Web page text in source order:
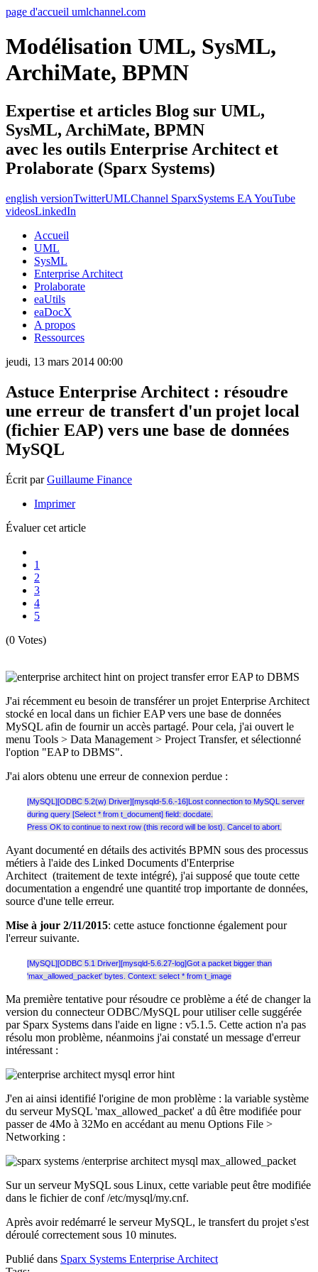
page d'accueil umlchannel.com
Modélisation UML, SysML,
ArchiMate, BPMN
Expertise et articles Blog sur UML,
SysML, ArchiMate, BPMN
avec les outils Enterprise Architect et
Prolaborate (Sparx Systems)
english versionTwitterUMLChannel SparxSystems EA YouTube
videosLinkedIn
Accueil
UML
SysML
Enterprise Architect
Prolaborate
eaUtils
eaDocX
A propos
Ressources
jeudi, 13 mars 2014 00:00
Astuce Enterprise Architect : résoudre
une erreur de transfert d'un projet local
(fichier EAP) vers une base de données
MySQL
Écrit parGuillaume Finance
Imprimer
Évaluer cet article
1
2
3
4
5
(0 Votes)
J'ai récemment eu besoin de transférer un projet Enterprise Architect
stocké en local dans un fichier EAP vers une base de données
MySQL afin de fournir un accès partagé. Pour cela, j'ai ouvert le
menu Tools > Data Management > Project Transfer, et sélectionné
l'option "EAP to DBMS".
J'ai alors obtenu une erreur de connexion perdue :
[MySQL][ODBC 5.2(w) Driver][mysqld-5.6.-16]Lost connection to MySQL server
during query [Select * from t_document] field: docdate.
Press OK to continue to next row (this record will be lost). Cancel to abort.
Ayant documenté en détails des activités BPMN sous des processus
métiers à l'aide des Linked Documents d'Enterprise
Architect (traitement de texte intégré), j'ai supposé que toute cette
documentation a engendré une quantité trop importante de données,
source d'une telle erreur.
Mise à jour 2/11/2015: cette astuce fonctionne également pour
l'erreur suivante.
[MySQL][ODBC 5.1 Driver][mysqld-5.6.27-log]Got a packet bigger than
'max_allowed_packet' bytes. Context: select * from t_image
Ma première tentative pour résoudre ce problème a été de changer la
version du connecteur ODBC/MySQL pour utiliser celle suggérée
par Sparx Systems dans l'aide en ligne : v5.1.5. Cette action n'a pas
résolu mon problème, néanmoins j'ai constaté un message d'erreur
intéressant :
J'en ai ainsi identifié l'origine de mon problème : la variable système
du serveur MySQL 'max_allowed_packet' a dû être modifiée pour
passer de 4Mo à 32Mo en accédant au menu Options File >
Networking :
Sur un serveur MySQL sous Linux, cette variable peut être modifiée
dans le fichier de conf /etc/mysql/my.cnf.
Après avoir redémarré le serveur MySQL, le transfert du projet s'est
déroulé correctement sous 10 minutes.
Publié dans Sparx Systems Enterprise Architect